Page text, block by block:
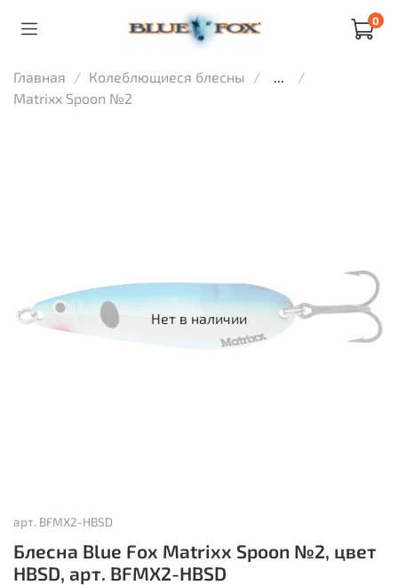
0
Главная Колеблющиеся блесны
...
Matrixx Spoon №2
Нет в наличии
арт. BFMX2-HBSD
Блесна Blue Fox Matrixx Spoon №2, цвет
HBSD, арт. BFMX2-HBSD